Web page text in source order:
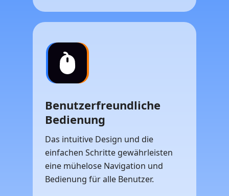
Benutzerfreundliche
Bedienung
Das intuitive Design und die
einfachen Schritte gewährleisten
eine mühelose Navigation und
Bedienung für alle Benutzer.